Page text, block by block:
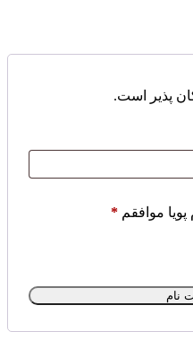
پذیر است.
موافقم *
نام